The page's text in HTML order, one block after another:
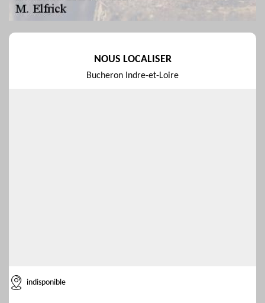
NOUS LOCALISER
Bucheron Indre-et-Loire
indisponible